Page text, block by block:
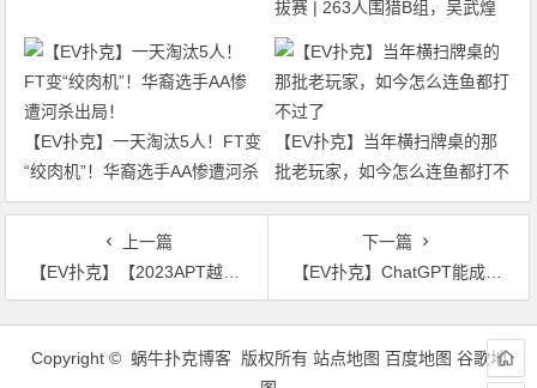
拔赛 | 263人围猎B组，吴武煌
54.4万领跑，主赛第一轮晋级版
图再添40人
【EV扑克】一天淘汰5人！FT变
“绞肉机”！华裔选手AA惨遭河杀
出局！
【EV扑克】当年横扫牌桌的那
批老玩家，如今怎么连鱼都打不
过了
上一篇
【EV扑克】【2023APT越南】陈东获主赛第九名，英国 Jacque Ramadan获得冠军；豪客赛吸引102人次，奖池145万
下一篇
【EV扑克】ChatGPT能成为扑克教练吗？还是免费体验场最实在！
文
Copyright © 蜗牛扑克博客 版权所有 站点地图 百度地图 谷歌地